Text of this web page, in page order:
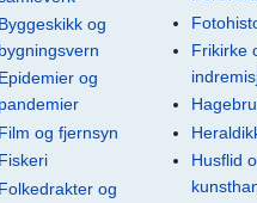
Byggeskikk og
bygningsvern
Epidemier og
pandemier
Film og fjernsyn
Fiskeri
Folkedrakter og
Frikirke
Husflid